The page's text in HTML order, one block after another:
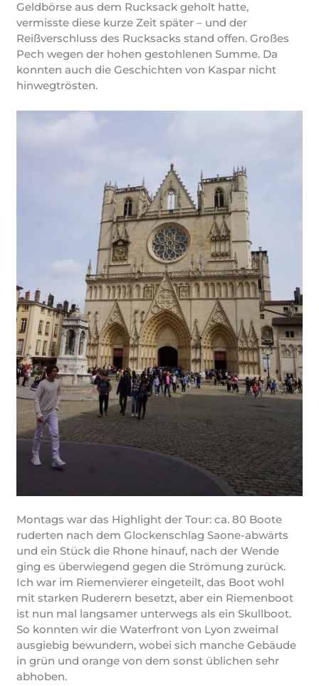
Geldbörse aus dem Rucksack geholt hatte,
vermisste diese kurze Zeit später – und der
Reißverschluss des Rucksacks stand offen. Großes
Pech wegen der hohen gestohlenen Summe. Da
konnten auch die Geschichten von Kaspar nicht
hinwegtrösten.
Montags war das Highlight der Tour: ca. 80 Boote
ruderten nach dem Glockenschlag Saone-abwärts
und ein Stück die Rhone hinauf, nach der Wende
ging es überwiegend gegen die Strömung zurück.
Ich war im Riemenvierer eingeteilt, das Boot wohl
mit starken Ruderern besetzt, aber ein Riemenboot
ist nun mal langsamer unterwegs als ein Skullboot.
So konnten wir die Waterfront von Lyon zweimal
ausgiebig bewundern, wobei sich manche Gebäude
in grün und orange von dem sonst üblichen sehr
abhoben.